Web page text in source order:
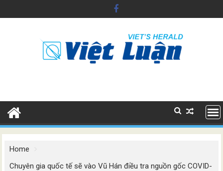
to
Home
Chuyên gia quốc tế sẽ vào Vũ Hán điều tra nguồn gốc COVID-